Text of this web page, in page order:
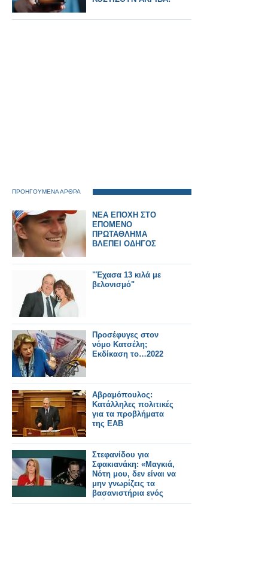
ΠΡΟΗΓΟΥΜΕΝΑ ΑΡΘΡΑ
ΝΕΑ ΕΠΟΧΗ ΣΤΟ
ΕΠΟΜΕΝΟ
ΠΡΩΤΑΘΛΗΜΑ
ΒΛΕΠΕΙ ΟΔΗΓΟΣ
"Έχασα 13 κιλά με
βελονισμό"
Προσέφυγες στον
νόμο Κατσέλη;
Εκδίκαση το…2022
Αβραμόπουλος:
Κατάλληλες πολιτικές
για τα προβλήματα
της ΕΑΒ
Στεφανίδου για
Σφακιανάκη: «Μαγκιά,
Νότη μου, δεν είναι να
μην γνωρίζεις τα
βασανιστήρια ενός
ολόκληρου λαού»